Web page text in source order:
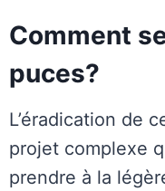
Comment
puces?
L’éradication de
projet complexe
prendre à la